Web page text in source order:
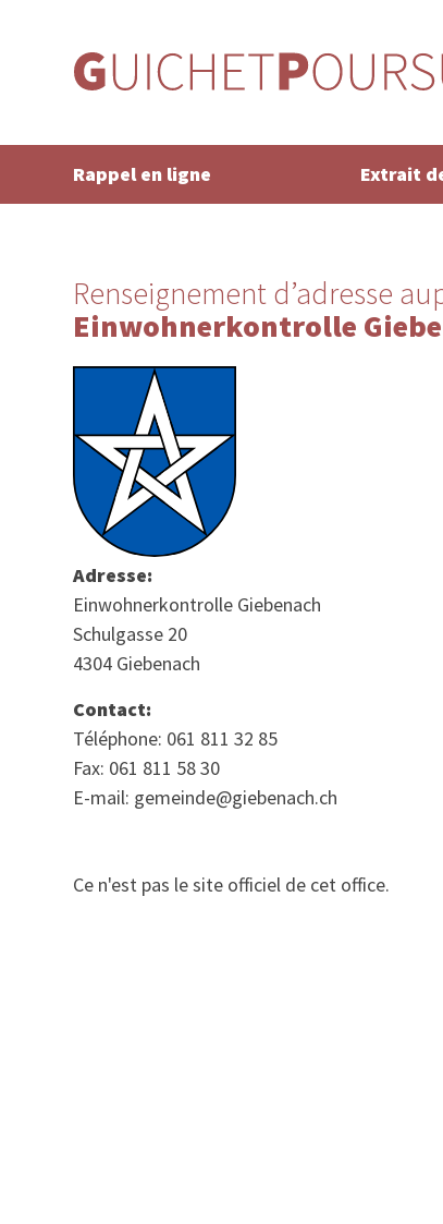
Rappel en ligne Extrait
Renseignement d’adresse
Einwohnerkontrolle
Adresse:
Einwohnerkontrolle Giebenach
Schulgasse 20
4304 Giebenach
Contact:
Téléphone: 061 811 32 85
Fax: 061 811 58 30
E-mail: gemeinde@giebenach.ch
Ce n'est pas le site officiel de cet office.